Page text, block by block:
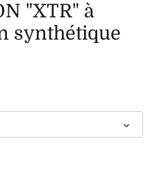
"XTR" à
synthétique